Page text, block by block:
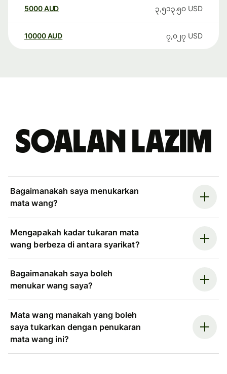
5000AUD ၃,၅၁၃.၅၀ USD
10000 AUD ၇,၀၂၇ USD
Soalan Lazim
Bagaimanakah saya menukarkan
mata wang?
Mengapakah kadar tukaran mata
wang berbeza di antara syarikat?
Bagaimanakah saya boleh
menukar wang saya?
Mata wang manakah yang boleh
saya tukarkan dengan penukaran
mata wang ini?